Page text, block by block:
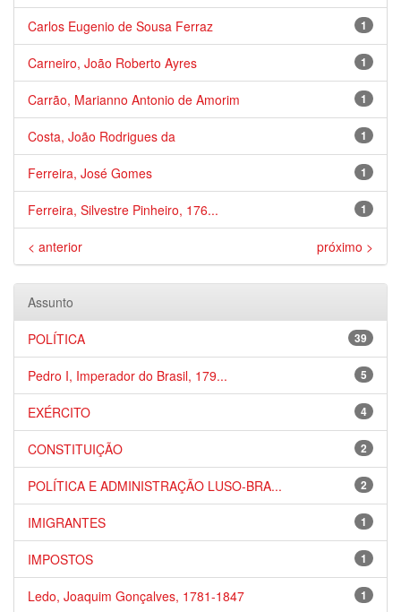
1
Carlos Eugenio de Sousa Ferraz
1
Carneiro, João Roberto Ayres
1
Carrão, Marianno Antonio de Amorim
1
Costa, João Rodrigues da
1
Ferreira, José Gomes
1
Ferreira, Silvestre Pinheiro, 176...
< anterior próximo >
Assunto
39
POLÍTICA
5
Pedro I, Imperador do Brasil, 179...
4
EXÉRCITO
2
CONSTITUIÇÃO
2
POLÍTICA E ADMINISTRAÇÃO LUSO-BRA...
1
IMIGRANTES
1
IMPOSTOS
1
Ledo, Joaquim Gonçalves, 1781-1847